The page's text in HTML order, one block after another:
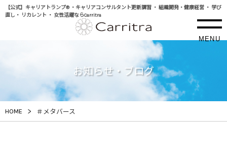
【公式】キャリアトランプ® ・キャリアコンサルタント更新講習 ・ 組織開発・健康経営 ・ 学び
直し・ リカレント ・ 女性活躍ならCarritra
MENU
お知らせ・ブログ
HOME > ＃メタバース